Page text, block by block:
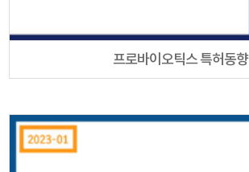
프로바이오틱스 특허동향